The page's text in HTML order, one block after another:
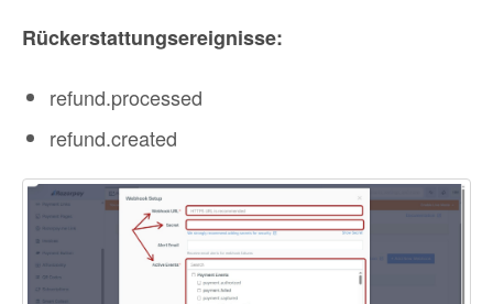
Rückerstattungsereignisse:
refund.processed
refund.created